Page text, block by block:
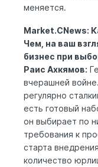
меняется.
Market.CNews:
Чем, на ваш
бизнес при
Раис Ахкямов:
вчерашней
регулярно
есть готовый
он выбирает по
требования к
старта
количество